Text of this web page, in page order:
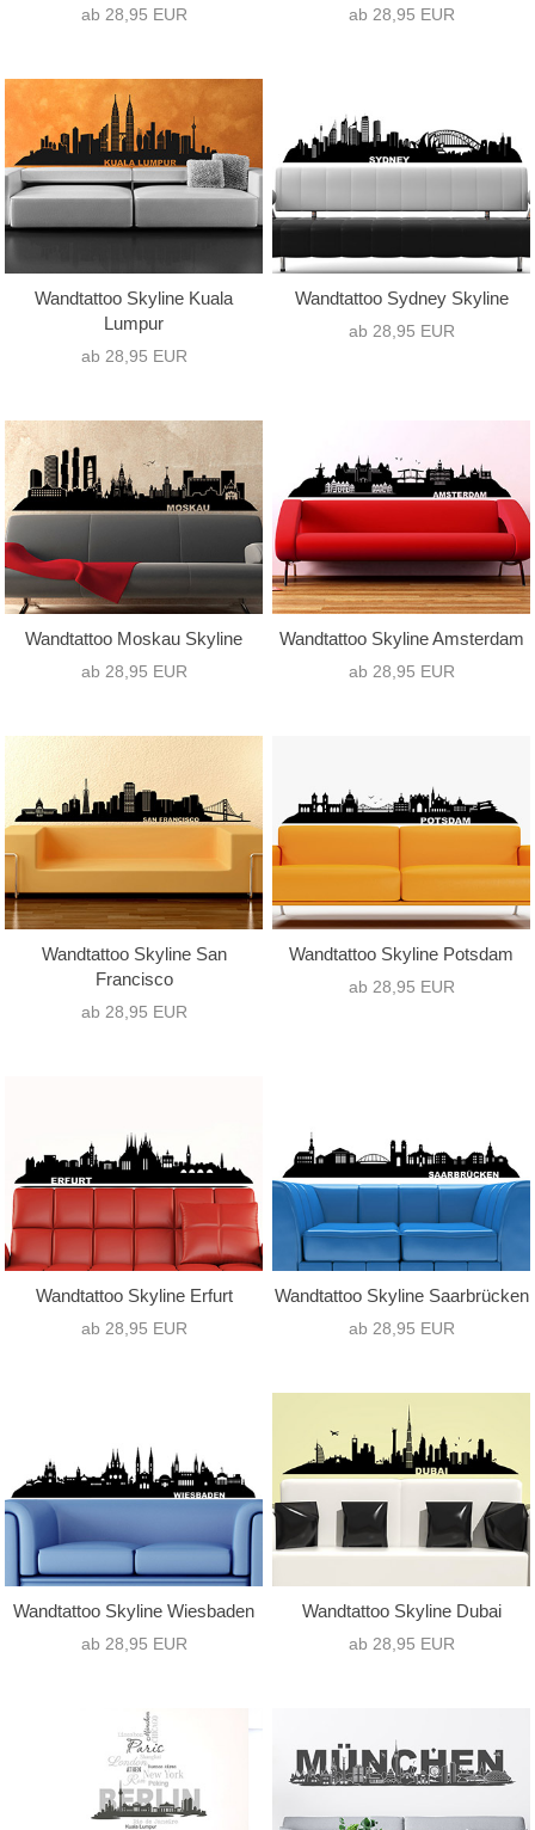
ab 28,95 EUR ab 28,95 EUR
Wandtattoo Skyline Kuala
Lumpur
ab 28,95 EUR
Wandtattoo Sydney Skyline
ab 28,95 EUR
Wandtattoo Moskau Skyline
ab 28,95 EUR
Wandtattoo Skyline Amsterdam
ab 28,95 EUR
Wandtattoo Skyline San
Francisco
ab 28,95 EUR
Wandtattoo Skyline Potsdam
ab 28,95 EUR
Wandtattoo Skyline Erfurt
ab 28,95 EUR
Wandtattoo Skyline Saarbrücken
ab 28,95 EUR
Wandtattoo Skyline Wiesbaden
ab 28,95 EUR
Wandtattoo Skyline Dubai
ab 28,95 EUR